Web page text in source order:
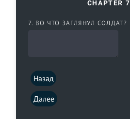
CHAPTER 7
7. ВО ЧТО ЗАГЛЯНУЛ СОЛДАТ?
Назад
Далее